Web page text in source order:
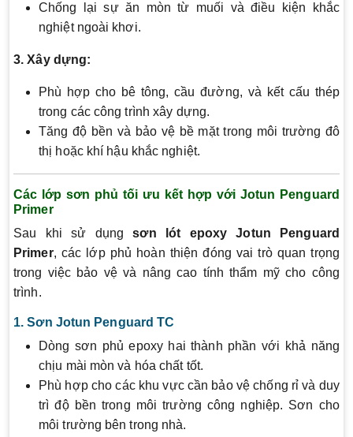
Chống lại sự ăn mòn từ muối và điều kiện khắc
nghiệt ngoài khơi.
3. Xây dựng:
Phù hợp cho bê tông, cầu đường, và kết cấu thép
trong các công trình xây dựng.
Tăng độ bền và bảo vệ bề mặt trong môi trường đô
thị hoặc khí hậu khắc nghiệt.
Các lớp sơn phủ tối ưu kết hợp với Jotun Penguard
Primer
Sau khi sử dụngsơn lót epoxy Jotun Penguard
Primer, các lớp phủ hoàn thiện đóng vai trò quan trọng
trong việc bảo vệ và nâng cao tính thẩm mỹ cho công
trình.
1. Sơn Jotun Penguard TC
Dòng sơn phủ epoxy hai thành phần với khả năng
chịu mài mòn và hóa chất tốt.
Phù hợp cho các khu vực cần bảo vệ chống rỉ và duy
trì độ bền trong môi trường công nghiệp. Sơn cho
môi trường bên trong nhà.